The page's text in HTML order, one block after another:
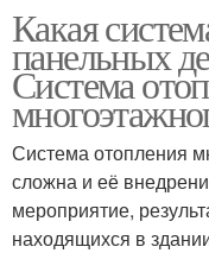
Какая
панельных
Система
Система отопления
сложна и её
мероприятие,
находящихся в